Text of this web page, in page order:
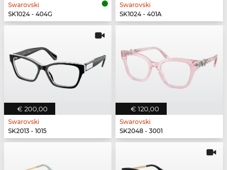
Swarovski
SK1024 - 404G
Swarovski
SK1024 - 401A
€ 200,00
Swarovski
SK2013 - 1015
€ 120,00
Swarovski
SK2048 - 3001